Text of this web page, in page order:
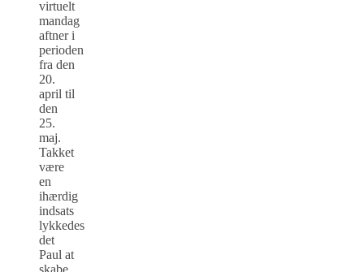
virtuelt
mandag
aftner i
perioden
fra den
20.
april til
den
25.
maj.
Takket
være
en
ihærdig
indsats
lykkedes
det
Paul at
skabe